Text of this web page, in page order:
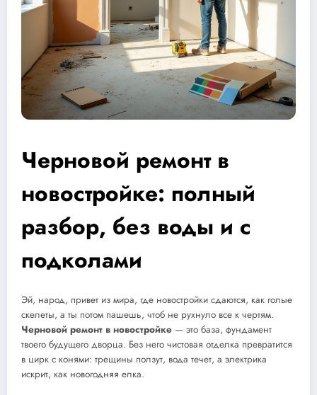
Черновой ремонт в
новостройке: полный
разбор, без воды и с
подколами
Эй, народ, привет из мира, где новостройки сдаются, как голые
скелеты, а ты потом пашешь, чтоб не рухнуло все к чертям.
Черновой ремонт в новостройке — это база, фундамент
твоего будущего дворца. Без него чистовая отделка превратится
в цирк с конями: трещины ползут, вода течет, а электрика
искрит, как новогодняя елка.